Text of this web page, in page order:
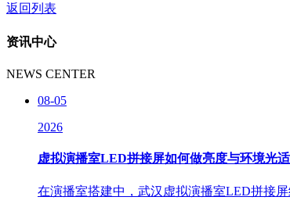
返回列表
资讯中心
NEWS CENTER
08-05
2026
虚拟演播室LED拼接屏如何做亮度与环境光
在演播室搭建中，武汉虚拟演播室LED拼接